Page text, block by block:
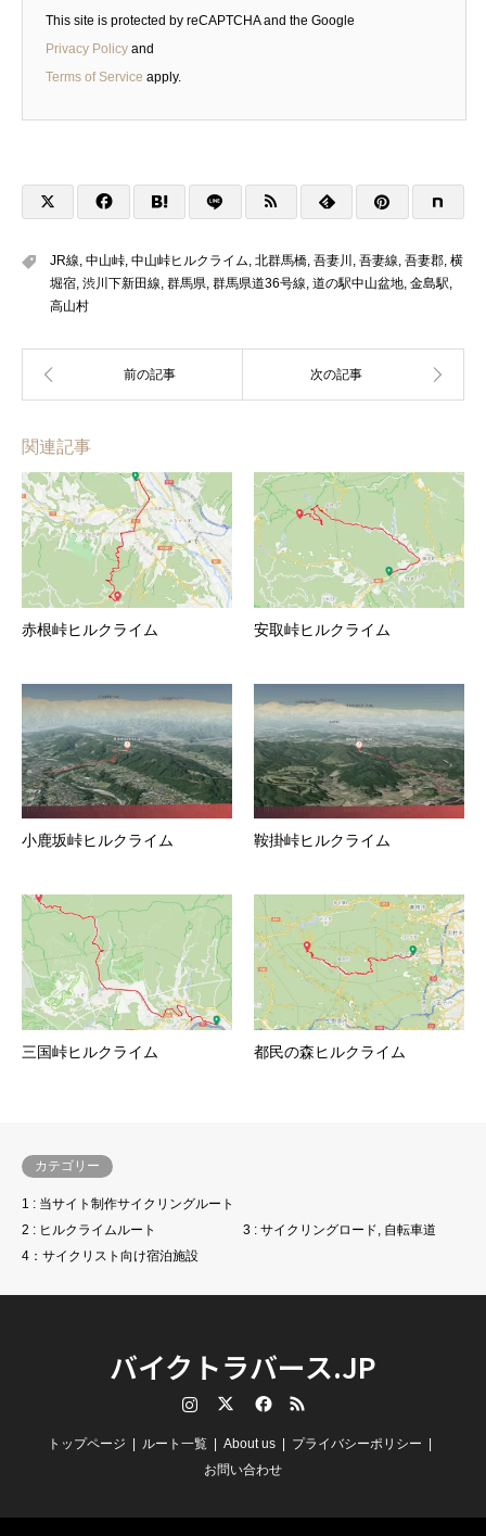
This site is protected by reCAPTCHA and the Google
Privacy Policy and
Terms of Service apply.
JR線, 中山峠, 中山峠ヒルクライム, 北群馬橋, 吾妻川 , 吾妻線, 吾妻郡, 横
堀宿, 渋川下新田線, 群馬県, 群馬県道36号線, 道の駅中山盆地, 金島駅,
高山村
関連記事
赤根峠ヒルクライム 安取峠ヒルクライム
小鹿坂峠ヒルクライム 鞍掛峠ヒルクライム
三国峠ヒルクライム 都民の森ヒルクライム
カテゴリー
1 : 当サイト制作サイクリングルート
2 : ヒルクライムルート
3 : サイクリングロード, 自転車道
4：サイクリスト向け宿泊施設
バイクトラバース.JP
RSS
トップページ ルート一覧 About us
プライバシーポリシー
お問い合わせ